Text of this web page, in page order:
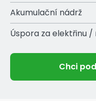
Akumulační nádrž
Úspora za elektřinu /
Chci